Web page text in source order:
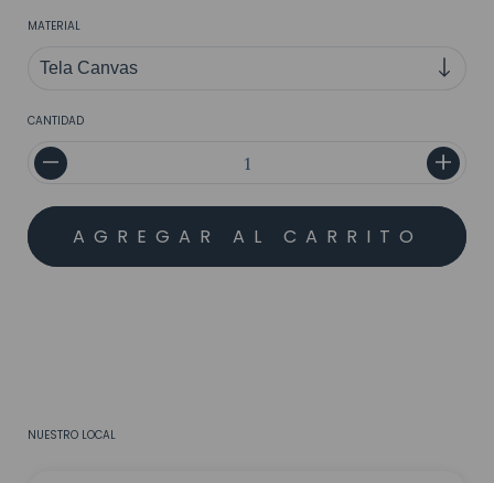
MATERIAL
CANTIDAD
NUESTRO LOCAL